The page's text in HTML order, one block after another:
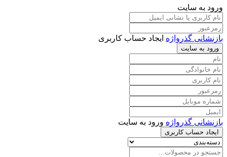
ورود به سایت
بازنشانی گذرواژه ایجاد حساب کاربری
ورود به سایت
بازنشانی گذرواژه ورود به سایت
ایجاد حساب کاربری